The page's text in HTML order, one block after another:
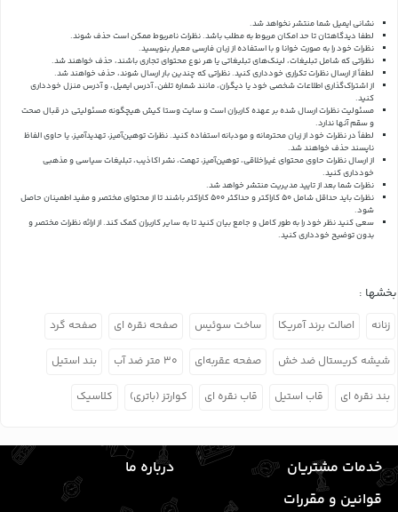
نشانی ایمیل شما منتشر نخواهد شد.
لطفا دیدگاهتان تا حد امکان مربوط به مطلب باشد. نظرات نامربوط ممکن است حذف شوند.
نظرات خود را به صورت خوانا و با استفاده از زبان فارسی معیار بنویسید.
نظراتی که شامل تبلیغات، لینک‌های تبلیغاتی یا هر نوع محتوای تجاری باشند، حذف خواهند شد.
لطفاً از ارسال نظرات تکراری خودداری کنید. نظراتی که چندین بار ارسال شوند، حذف خواهند شد.
از اشتراک‌گذاری اطلاعات شخصی خود یا دیگران، مانند شماره تلفن، آدرس ایمیل، و آدرس منزل خودداری
کنید.
مسئولیت نظرات ارسال شده بر عهده کاربران است و سایت وستا کیش هیچگونه مسئولیتی در قبال صحت
و سقم آنها ندارد.
لطفاً در نظرات خود از زبان محترمانه و مودبانه استفاده کنید. نظرات توهین‌آمیز، تهدیدآمیز، یا حاوی الفاظ
ناپسند حذف خواهند شد.
از ارسال نظرات حاوی محتوای غیراخلاقی، توهین‌آمیز، تهمت، نشر اکاذیب، تبلیغات سیاسی و مذهبی
خودداری کنید.
نظرات شما بعد از تایید مدیریت منتشر خواهد شد.
نظرات باید حداقل شامل 50 کاراکتر و حداکثر 500 کاراکتر باشند تا از محتوای مختصر و مفید اطمینان حاصل
شود.
سعی کنید نظر خود را به طور کامل و جامع بیان کنید تا به سایر کاربران کمک کند.از ارائه نظرات مختصر و
بدون توضیح خودداری کنید.
بخشها :
زنانه اصالت برند آمریکا ساخت سوئیس صفحه نقره ای صفحه گرد
شیشه کریستال ضد خش صفحه عقربه‌ای ۳۰ متر ضد آب بند استیل
بند نقره ای قاب استیل قاب نقره ای کوارتز (باتری) کلاسیک
خدمات مشتریان
درباره ما
قوانین و مقررات